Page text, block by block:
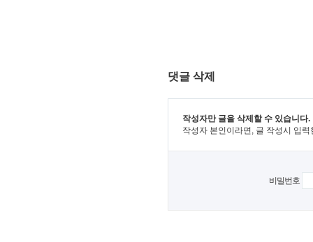
댓글 삭제
작성자만 글을 삭제할 수 있습니다.
작성자 본인이라면, 글 작성시 입
비밀번호